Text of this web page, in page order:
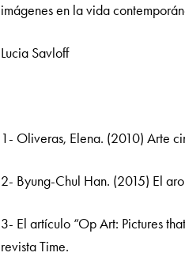
imágenes en la vida
Lucia Savloff
1- Oliveras, Elena. (2010) Arte
2- Byung-Chul Han. (2015) El
3- El artículo “Op Art: Pictures
revista Time.